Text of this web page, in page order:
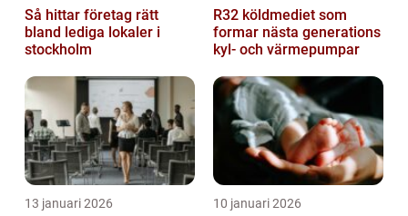
Så hittar företag rätt
bland lediga lokaler i
stockholm
R32 köldmediet som
formar nästa generations
kyl- och värmepumpar
13 januari 2026 10 januari 2026